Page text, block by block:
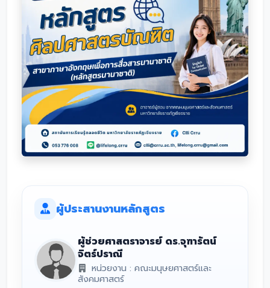
ผู้ประสานงานหลักสูตร
ผู้ช่วยศาสตราจารย์ ดร.จุฑารัตน์
จิตร์ปราณี
หน่วยงาน : คณะมนุษยศาสตร์และ
สังคมศาสตร์